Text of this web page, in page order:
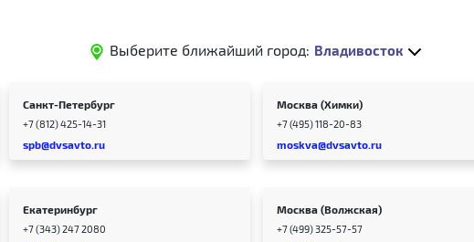
Выберите ближайший город: Владивосток
Санкт-Петербург
+7 (812) 425-14-31
spb@dvsavto.ru
Москва (Химки)
+7 (495) 118-20-83
moskva@dvsavto.ru
Екатеринбург
+7 (343) 247 2080
Москва (Волжская)
+7 (499) 325-57-57